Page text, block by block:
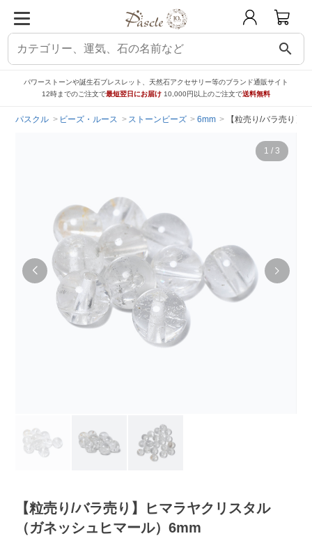
search
パワーストーンや誕生石ブレスレット、天然石アクセサリー等のブランド通販サイト
12時までのご注文で最短翌日にお届け 10,000円以上のご注文で送料無料
パスクル ビーズ・ルース ストーンビーズ 6mm 【粒売り/バラ売り】
1 / 3
【粒売り/バラ売り】ヒマラヤクリスタル
（ガネッシュヒマール）6mm